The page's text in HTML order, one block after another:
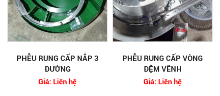
PHỄU RUNG CẤP NẮP 3
ĐƯỜNG
Giá: Liên hệ
PHỄU RUNG CẤP VÒNG
ĐỆM VÊNH
Giá: Liên hệ